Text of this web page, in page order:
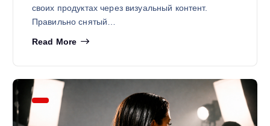
своих продуктах через визуальный контент.
Правильно снятый…
Read More